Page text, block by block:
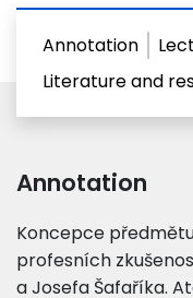
Annotation
Literature and
Annotation
Koncepce
profesních
a Josefa Šafaříka.